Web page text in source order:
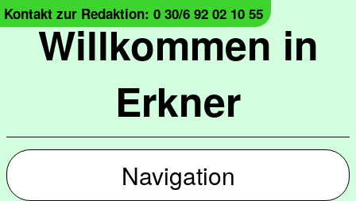
Willkommen in
Erkner
Kontakt zur Redaktion: 0 30/6 92 02 10 55
Navigation